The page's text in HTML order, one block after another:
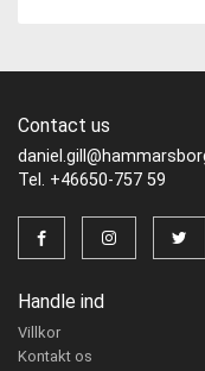
Contact us
Tel. +46650-757 59
Handle ind
Villkor
Kontakt os